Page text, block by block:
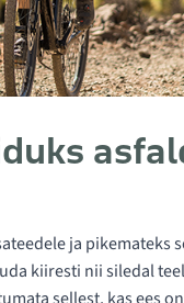
ja pikemateks
kiiresti nii siledal